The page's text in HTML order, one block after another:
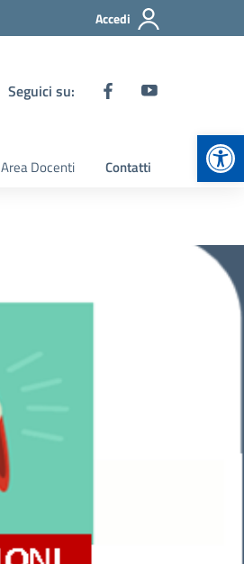
Accedi
Seguici su:
Area Docenti Contatti